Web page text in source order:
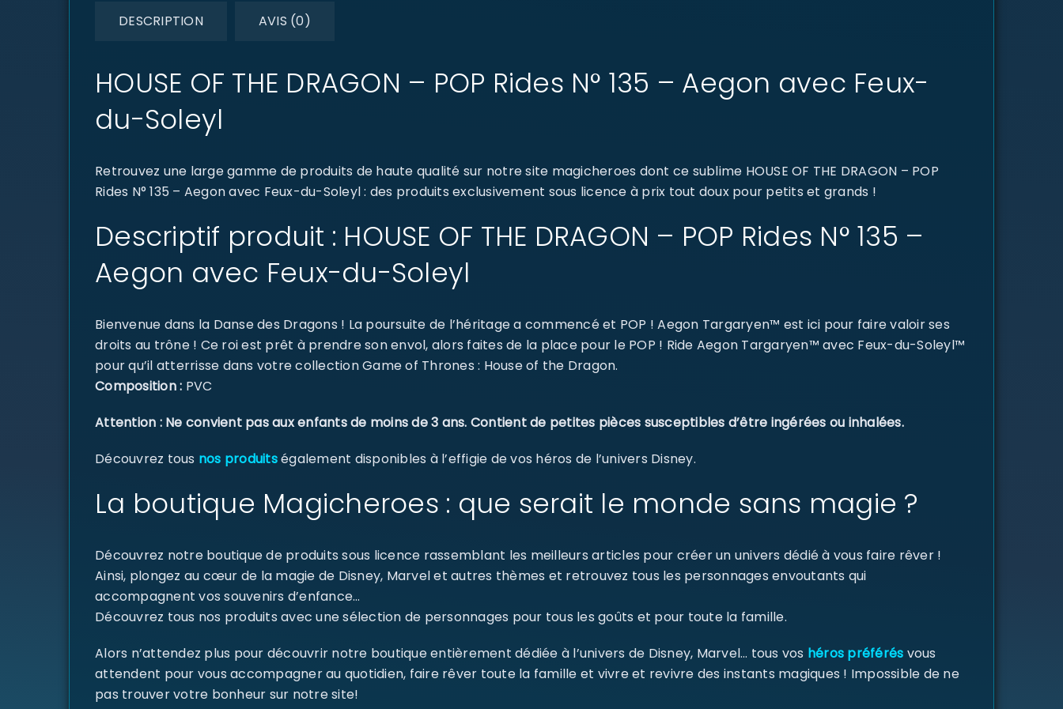
SE CONNECTER
Identifiant ou e-mail*
DESCRIPTION AVIS (0)
HOUSE OF THE DRAGON – POP Rides N° 135 – Aegon avec Feux-
du-Soleyl
Retrouvez une large gamme de produits de haute qualité sur notre site magicheroes dont ce sublime HOUSE OF THE DRAGON – POP
Rides N° 135 – Aegon avec Feux-du-Soleyl : des produits exclusivement sous licence à prix tout doux pour petits et grands !
Descriptif produit : HOUSE OF THE DRAGON – POP Rides N° 135 –
Aegon avec Feux-du-Soleyl
Bienvenue dans la Danse des Dragons ! La poursuite de l’héritage a commencé et POP ! Aegon Targaryen™ est ici pour faire valoir ses
droits au trône ! Ce roi est prêt à prendre son envol, alors faites de la place pour le POP ! Ride Aegon Targaryen™ avec Feux-du-Soleyl™
pour qu’il atterrisse dans votre collection Game of Thrones : House of the Dragon.
Composition : PVC
Attention : Ne convient pas aux enfants de moins de 3 ans. Contient de petites pièces susceptibles d’être ingérées ou inhalées.
Découvrez tous nos produitségalement disponibles à l’effigie de vos héros de l’univers Disney.
La boutique Magicheroes : que serait le monde sans magie ?
Découvrez notre boutique de produits sous licence rassemblant les meilleurs articles pour créer un univers dédié à vous faire rêver !
Ainsi, plongez au cœur de la magie de Disney, Marvel et autres thèmes et retrouvez tous les personnages envoutants qui
accompagnent vos souvenirs d’enfance…
Découvrez tous nos produits avec une sélection de personnages pour tous les goûts et pour toute la famille.
Alors n’attendez plus pour découvrir notre boutique entièrement dédiée à l’univers de Disney, Marvel… tous vos héros préférés vous
attendent pour vous accompagner au quotidien, faire rêver toute la famille et vivre et revivre des instants magiques ! Impossible de ne
pas trouver votre bonheur sur notre site!